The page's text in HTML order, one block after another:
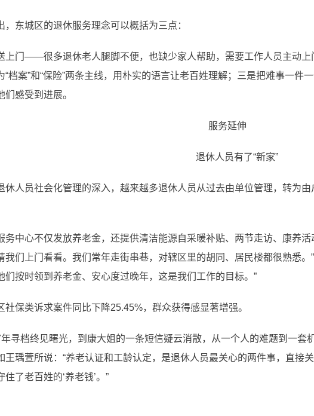
东城区的退休服务理念可以概括为三点：
门——很多退休老人腿脚不便，也缺少家人帮助，需要工作人员主动
“档案”和“保险”两条主线，用朴实的语言让老百姓理解；三是把难事一
感受到进展。
服务延伸
退休人员有了“新家”
员社会化管理的深入，越来越多退休人员从过去由单位管理，转为由
心不仅发放养老金，还提供清洁能源自采暖补贴、两节走访、康养活
我们上门看看。我们常年走街串巷，对辖区里的胡同、居民楼都很熟悉
们按时领到养老金、安心度过晚年，这是我们工作的目标。”
类诉求案件同比下降25.45%，群众获得感显著增强。
档终见曙光，到康大姐的一条短信疑云消散，从一个人的难题到一套
王瑀萱所说：“养老认证和工龄认定，是退休人员最关心的两件事，直接
了老百姓的‘养老钱’。”